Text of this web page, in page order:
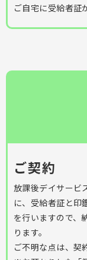
ご自宅に受給者証
ご契約
放課後デイサービ
に、受給者証と印
を行いますので、
ります。
ご不明な点は、契